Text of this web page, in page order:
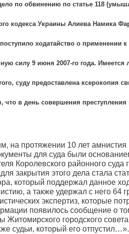
по обвинению по статье 118
кодекса Украины Алиева Намика
ходатайство о применении
силу 9 июня 2007-го года.
суду предоставлена ксерокопия
что в день совершения
на протяжении 10 лет
для суда были
Королевского районного
закрытия этого дела стала
который поддержал данное
а также удержал с него 64
экспертиз, которые
появилось сообщение о
Житомирского городского
судьи, который его отпустил…».